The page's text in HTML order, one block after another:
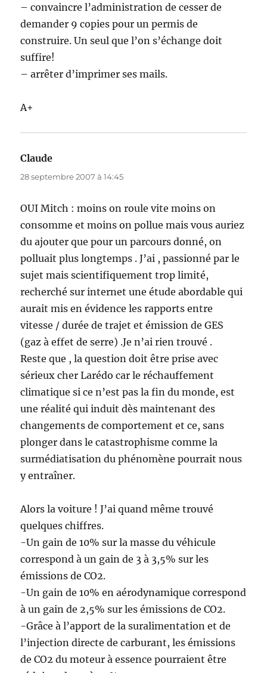
– convaincre l’administration de cesser de
demander 9 copies pour un permis de
construire. Un seul que l’on s’échange doit
suffire!
– arrêter d’imprimer ses mails.
A+
Claude
28 septembre 2007 à 14:45
OUI Mitch : moins on roule vite moins on
consomme et moins on pollue mais vous auriez
du ajouter que pour un parcours donné, on
polluait plus longtemps . J’ai , passionné par le
sujet mais scientifiquement trop limité,
recherché sur internet une étude abordable qui
aurait mis en évidence les rapports entre
vitesse / durée de trajet et émission de GES
(gaz à effet de serre) .Je n’ai rien trouvé .
Reste que , la question doit être prise avec
sérieux cher Larédo car le réchauffement
climatique si ce n’est pas la fin du monde, est
une réalité qui induit dès maintenant des
changements de comportement et ce, sans
plonger dans le catastrophisme comme la
surmédiatisation du phénomène pourrait nous
y entraîner.
Alors la voiture ! J’ai quand même trouvé
quelques chiffres.
-Un gain de 10% sur la masse du véhicule
correspond à un gain de 3 à 3,5% sur les
émissions de CO2.
-Un gain de 10% en aérodynamique correspond
à un gain de 2,5% sur les émissions de CO2.
-Grâce à l’apport de la suralimentation et de
l’injection directe de carburant, les émissions
de CO2 du moteur à essence pourraient être